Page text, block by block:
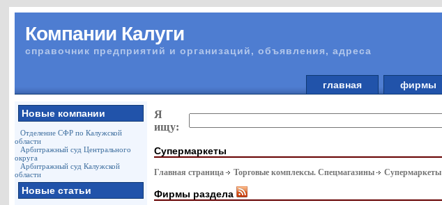
Компании Калуги
справочник предприятий и организаций, объявления, адреса
главная фирмы
Новые компании
Отделение СФР по Калужской
области
Арбитражный суд Центрального
округа
Арбитражный суд Калужской
области
Новые статьи
Я
ищу:
Супермаркеты
Главная страница Торговые комплексы. Спецмагазины Супермаркеты
Фирмы раздела